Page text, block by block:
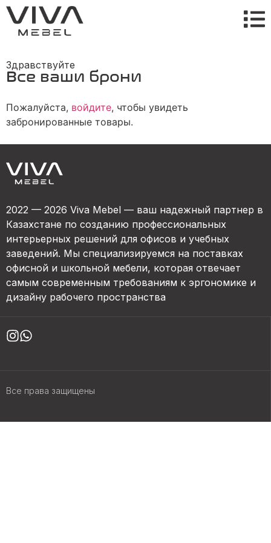
Здравствуйте
Все ваши брони
Пожалуйста, войдите, чтобы увидеть
забронированные товары.
2022 — 2026 Viva Mebel — ваш надежный партнер в
Казахстане по созданию профессиональных
интерьерных решений для офисов и учебных
заведений. Мы специализируемся на поставках
офисной и школьной мебели, которая отвечает
самым современным требованиям к эргономике и
дизайну рабочего пространства
Все права защищены